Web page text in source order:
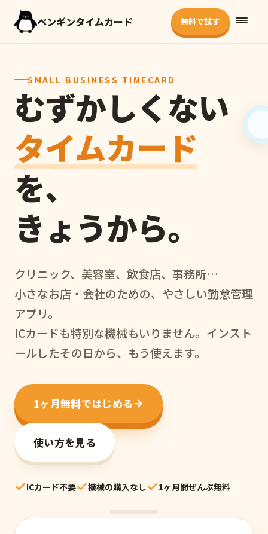
ペンギンタイムカード 無料で試す
SMALL BUSINESS TIMECARD
むずかしくない
タイムカード
を、
きょうから。
クリニック、美容室、飲食店、事務所…
小さなお店・会社のための、やさしい勤怠管理
アプリ。
ICカードも特別な機械もいりません。インスト
ールしたその日から、もう使えます。
1ヶ月無料ではじめる
使い方を見る
ICカード不要 機械の購入なし 1ヶ月間ぜんぶ無料